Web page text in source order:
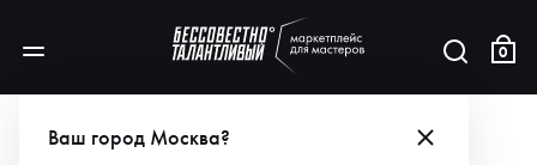
0
Ваш город Москва?